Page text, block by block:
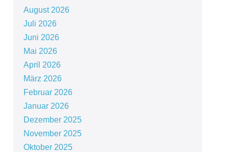
August 2026
Juli 2026
Juni 2026
Mai 2026
April 2026
März 2026
Februar 2026
Januar 2026
Dezember 2025
November 2025
Oktober 2025